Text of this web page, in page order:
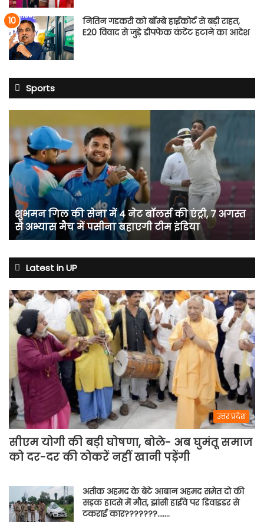
नितिन गडकरी को बॉम्बे हाईकोर्ट से बड़ी राहत,
E20 विवाद से जुड़े डीपफेक कंटेंट हटाने का आदेश
Sports
गिल
की
में
4
नेट
बॉलर्स
की
एंट्री,
7
अभ्यास
मैच
में
पसीना
बहाएगी
टीम
इंडिया
शुभमन गिल की सेना में 4 नेट बॉलर्स की एंट्री, 7 अगस्त
से अभ्यास मैच में पसीना बहाएगी टीम इंडिया
Latest in UP
उत्तर प्रदेश
सीएम योगी की बड़ी घोषणा, बोले- अब घुमंतू समाज
को दर-दर की ठोकरें नहीं खानी पड़ेंगी
अतीक अहमद के बेटे आबान अहमद समेत दो की
सड़क हादसे में मौत, झांसी हाईवे पर डिवाइडर से
टकराई कार???????…….